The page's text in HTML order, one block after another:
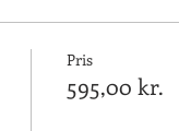
Pris
595,00 kr.